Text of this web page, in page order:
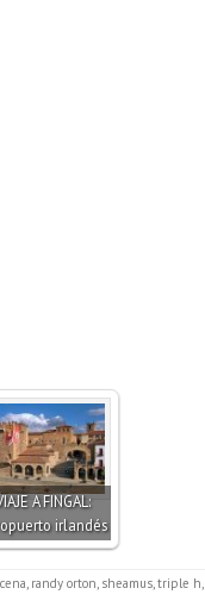
A FINGAL:
irlandés
, randy orton, sheamus,triple h,